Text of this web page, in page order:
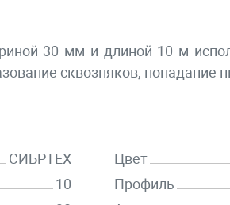
30 мм и длиной 10 м
сквозняков, попадание
СИБРТЕХ
10
Цвет
Профиль